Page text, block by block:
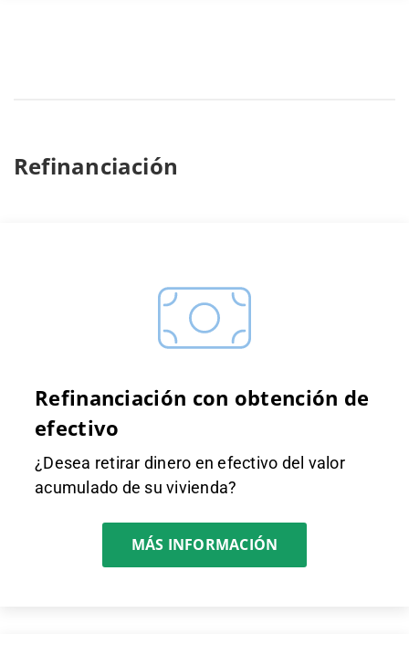
Refinanciación
Refinanciación con obtención de
efectivo
¿Desea retirar dinero en efectivo del valor
acumulado de su vivienda?
MÁS INFORMACIÓN